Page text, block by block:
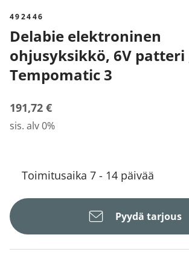
492446
Delabie elektroninen
ohjusyksikkö, 6V patteri
Tempomatic 3
191,72 €
sis. alv 0%
Toimitusaika 7 - 14 päivää
Pyydä tarjous